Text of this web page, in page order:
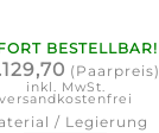
BESTELLBAR!
(Paarpreis)
inkl. MwSt.
versandkostenfrei
/ Legierung